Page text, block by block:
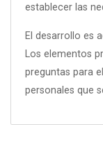
establecer las
El desarrollo es
Los elementos
preguntas para
personales que